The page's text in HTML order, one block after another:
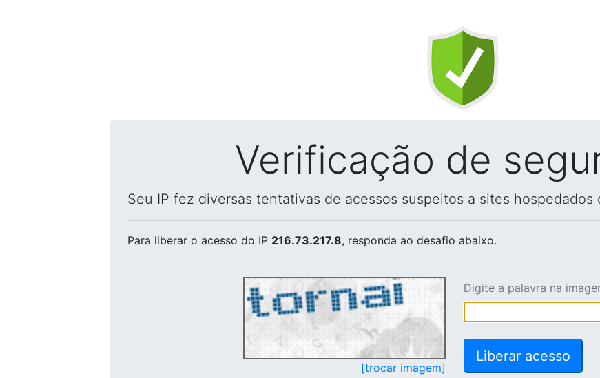
Verificação de
Seu IP fez diversas tentativas de acessos suspeitos a sites hospedados
Para liberar o acesso do IP 216.73.217.8, responda ao desafio abaixo.
[trocar imagem]
Digite a palavra na